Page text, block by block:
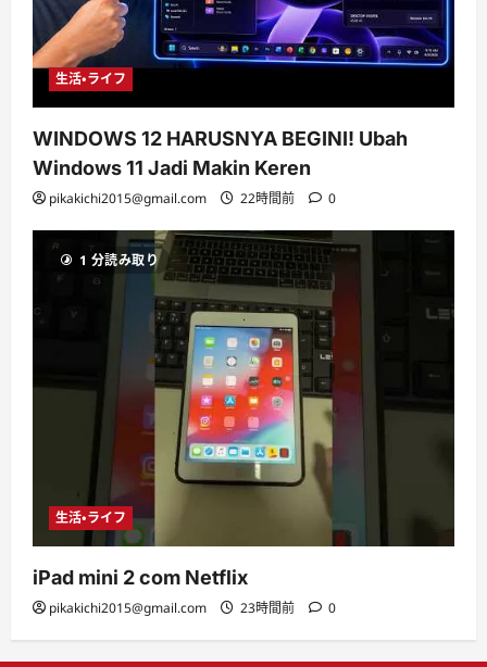
生活・ライフ
WINDOWS 12 HARUSNYA BEGINI! Ubah
Windows 11 Jadi Makin Keren
pikakichi2015@gmail.com 22時間前 0
1 分読み取り
生活・ライフ
iPad mini 2 com Netflix
pikakichi2015@gmail.com 23時間前 0